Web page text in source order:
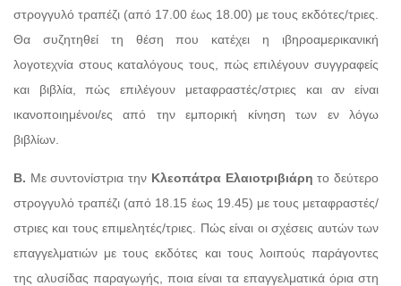
στρογγυλό τραπέζι (από 17.00 έως 18.00) με τους εκδότες/τριες.
Θα συζητηθεί τη θέση που κατέχει η ιβηροαμερικανική
λογοτεχνία στους καταλόγους τους, πώς επιλέγουν συγγραφείς
και βιβλία, πώς επιλέγουν μεταφραστές/στριες και αν είναι
ικανοποιημένοι/ες από την εμπορική κίνηση των εν λόγω
βιβλίων.
Β. Με συντονίστρια την Κλεοπάτρα Ελαιοτριβιάρη το δεύτερο
στρογγυλό τραπέζι (από 18.15 έως 19.45) με τους μεταφραστές/
στριες και τους επιμελητές/τριες. Πώς είναι οι σχέσεις αυτών των
επαγγελματιών με τους εκδότες και τους λοιπούς παράγοντες
της αλυσίδας παραγωγής, ποια είναι τα επαγγελματικά όρια στη